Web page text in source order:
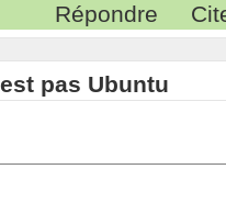
Répondre
pas Ubuntu